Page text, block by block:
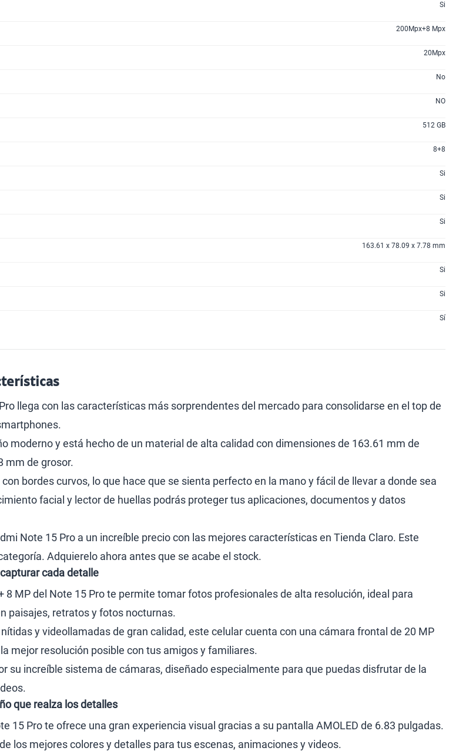
Si
200Mpx+8 Mpx
20Mpx
No
NO
512 GB
8+8
Si
Si
Si
163.61 x 78.09 x 7.78 mm
Si
Si
Sí
llega con las características más sorprendentes del mercado para consolidarse en el top de
moderno y está hecho de un material de alta calidad con dimensiones de 163.61 mm de
mm de grosor.
bordes curvos, lo que hace que se sienta perfecto en la mano y fácil de llevar a donde sea
facial y lector de huellas podrás proteger tus aplicaciones, documentos y datos
Note 15 Pro a un increíble precio con las mejores características en Tienda Claro. Este
Adquierelo ahora antes que se acabe el stock.
cada detalle
8 MP del Note 15 Pro te permite tomar fotos profesionales de alta resolución, ideal para
paisajes, retratos y fotos nocturnas.
y videollamadas de gran calidad, este celular cuenta con una cámara frontal de 20 MP
mejor resolución posible con tus amigos y familiares.
su increíble sistema de cámaras, diseñado especialmente para que puedas disfrutar de la
que realza los detalles
15 Pro te ofrece una gran experiencia visual gracias a su pantalla AMOLED de 6.83 pulgadas.
los mejores colores y detalles para tus escenas, animaciones y videos.